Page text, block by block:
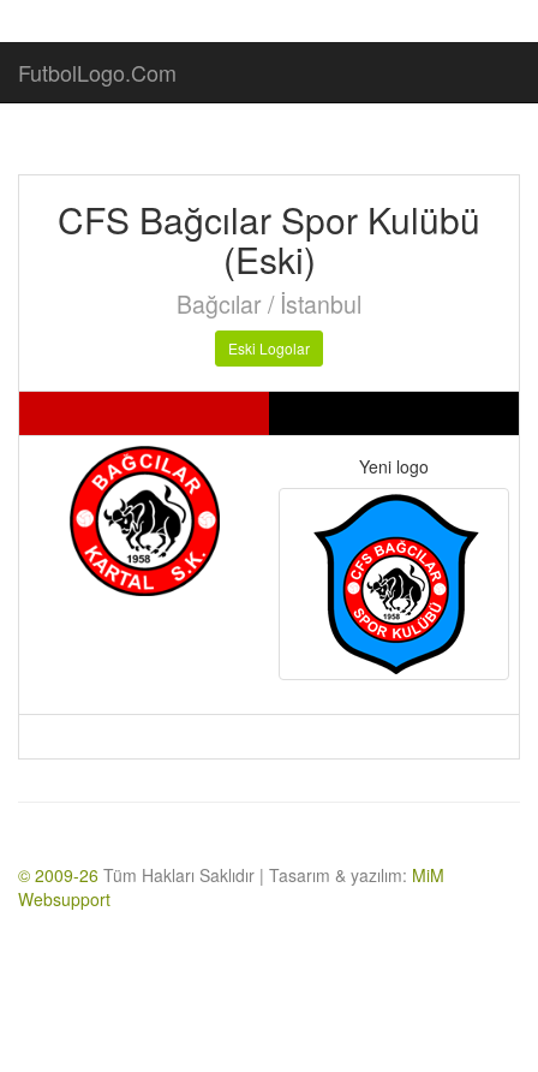
FutbolLogo.Com
CFS Bağcılar Spor Kulübü
(Eski)
Bağcılar / İstanbul
Eski Logolar
Yeni logo
© 2009-26 Tüm Hakları Saklıdır | Tasarım & yazılım: MiM
Websupport